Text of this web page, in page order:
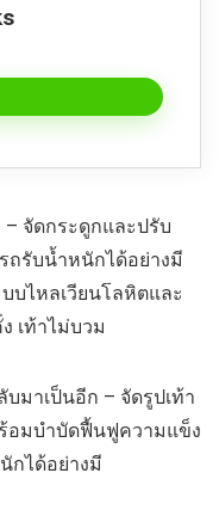
จัดกระดูกและปรับ
ถรับน้ำหนักได้อย่างมี
บไหลเวียนโลหิตและ
เท้าไม่บวม
มาเป็นอีก – จัดรูปเท้า
อมบำบัดฟื้นฟูความแข็ง
กได้อย่างมี